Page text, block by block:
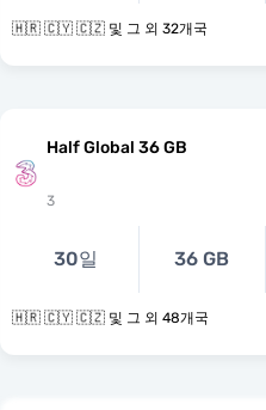
🇭🇷 🇨🇾 🇨🇿 및 그 외 32개국
Half Global 36 GB
3
30일 36 GB
🇭🇷 🇨🇾 🇨🇿 및 그 외 48개국